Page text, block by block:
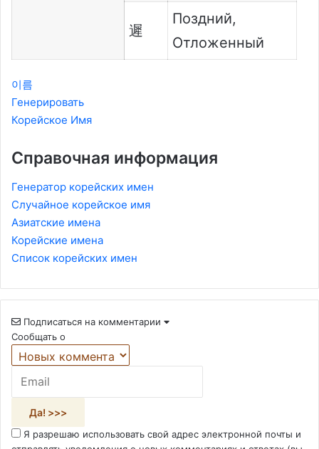
遲
Поздний,
Отложенный
이름
Генерировать
Корейское Имя
Справочная информация
Генератор корейских имен
Случайное корейское имя
Азиатские имена
Корейские имена
Список корейских имен
Подписаться на комментарии
Сообщать о
Я разрешаю использовать свой адрес электронной почты и